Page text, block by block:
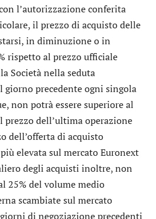
l’autorizzazione conferita
il prezzo di acquisto delle
in diminuzione o in
rispetto al prezzo ufficiale
Società nella seduta
giorno precedente ogni singola
non potrà essere superiore al
prezzo dell’ultima operazione
dell’offerta di acquisto
elevata sul mercato Euronext
degli acquisti inoltre, non
25% del volume medio
scambiate sul mercato
di negoziazione precedenti